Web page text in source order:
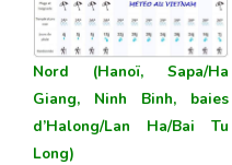
Nord (Hanoï, Sapa/Ha
Giang, Ninh Binh, baies
d’Halong/Lan Ha/Bai Tu
Long)